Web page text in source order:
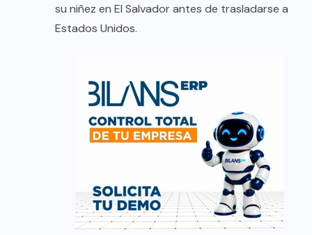
su niñez en El Salvador antes de trasladarse a
Estados Unidos.